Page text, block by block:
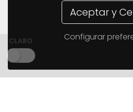
Aceptar y
Configurar
CLARO